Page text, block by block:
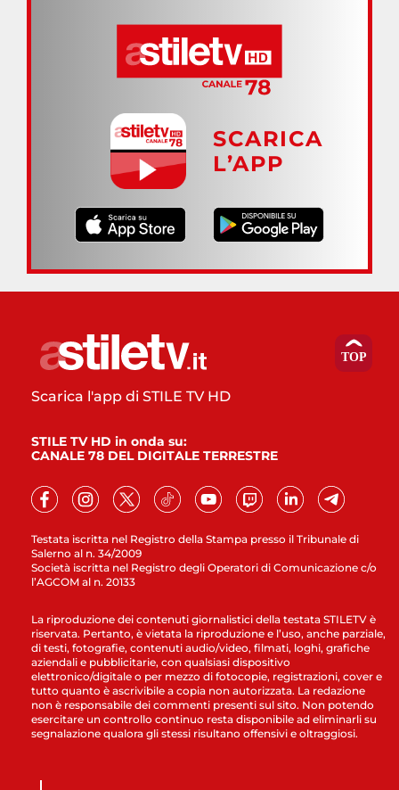
SCARICA
L’APP
Testata iscritta nel Registro della Stampa presso il Tribunale di
Salerno al n. 34/2009
Società iscritta nel Registro degli Operatori di Comunicazione c/o
l’AGCOM al n. 20133
Scarica l'app di STILE TV HD
STILE TV HD in onda su:
CANALE 78 DEL DIGITALE TERRESTRE
La riproduzione dei contenuti giornalistici della testata STILETV è
riservata. Pertanto, è vietata la riproduzione e l’uso, anche parziale,
di testi, fotografie, contenuti audio/video, filmati, loghi, grafiche
aziendali e pubblicitarie, con qualsiasi dispositivo
elettronico/digitale o per mezzo di fotocopie, registrazioni, cover e
tutto quanto è ascrivibile a copia non autorizzata. La redazione
non è responsabile dei commenti presenti sul sito. Non potendo
esercitare un controllo continuo resta disponibile ad eliminarli su
segnalazione qualora gli stessi risultano offensivi e oltraggiosi.